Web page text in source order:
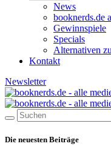
News
booknerds.de
Gewinnspiele
Specials
Alternativen
Kontakt
Newsletter
Die neuesten Beiträge